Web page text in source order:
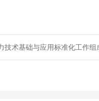
技术基础与应用标准化工作组